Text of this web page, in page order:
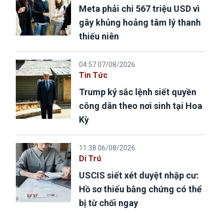
Meta phải chi 567 triệu USD vì
gây khủng hoảng tâm lý thanh
thiếu niên
04:57 07/08/2026
Tin Tức
Trump ký sắc lệnh siết quyền
công dân theo nơi sinh tại Hoa
Kỳ
11:38 06/08/2026
Di Trú
USCIS siết xét duyệt nhập cư:
Hồ sơ thiếu bằng chứng có thể
bị từ chối ngay